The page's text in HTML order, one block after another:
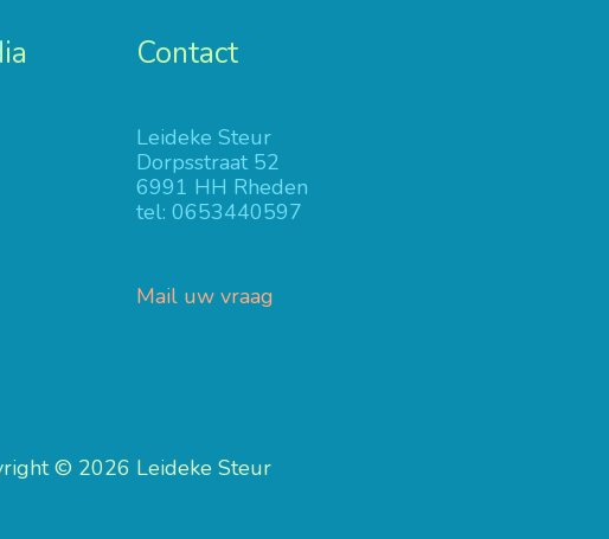
Contact
Leideke Steur
Dorpsstraat 52
6991 HH Rheden
tel: 0653440597
Mail uw vraag
© 2026 Leideke Steur